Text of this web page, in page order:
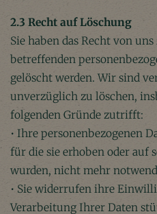
2.3 Recht auf Löschung
Sie haben das Recht von
betreffenden
gelöscht werden. Wir sind
unverzüglich zu löschen,
folgenden Gründe zutrifft:
• Ihre personenbezogenen
für die sie erhoben oder auf
wurden, nicht mehr
• Sie widerrufen ihre
Verarbeitung Ihrer Daten